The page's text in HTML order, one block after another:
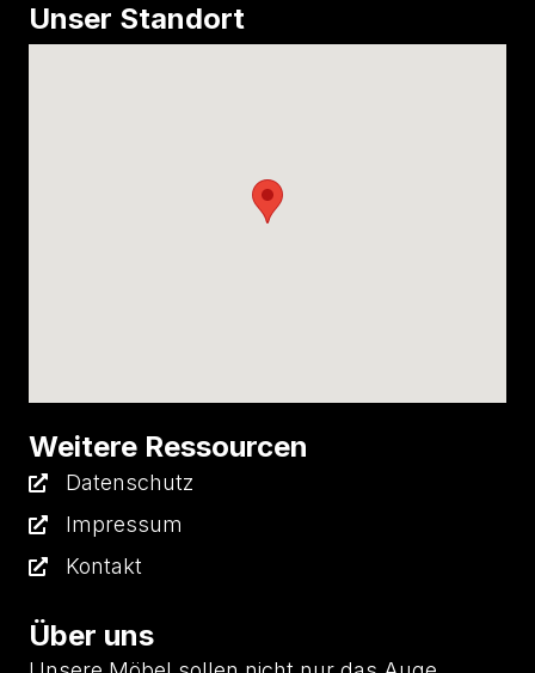
Unser Standort
Weitere Ressourcen
Datenschutz
Impressum
Kontakt
Über uns